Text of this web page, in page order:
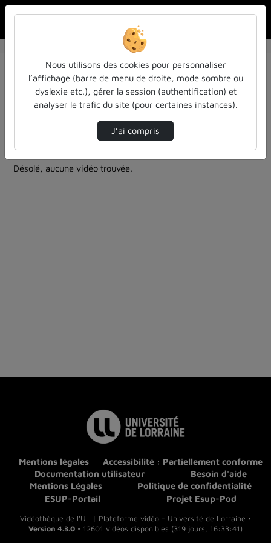
Résultats de la recherche
Filtres actifs (cliquer pour en retirer) :
colloques-et-conferences
Français
vie-institutionnelle-vie-de-luniversite
0 vidéo trouvée
Désolé, aucune vidéo trouvée.
Mentions légales
Accessibilité : Partiellement conforme
Documentation utilisateur
Besoin d'aide
Mentions Légales
Politique de confidentialité
ESUP-Portail
Projet Esup-Pod
Vidéothèque de l'UL | Plateforme vidéo - Université de Lorraine •
Version 4.3.0 • 12601 vidéos disponibles (319 jours, 16:33:41)
Nous utilisons des cookies pour personnaliser
l’affichage (barre de menu de droite, mode sombre ou
dyslexie etc.), gérer la session (authentification) et
analyser le trafic du site (pour certaines instances).
J’ai compris